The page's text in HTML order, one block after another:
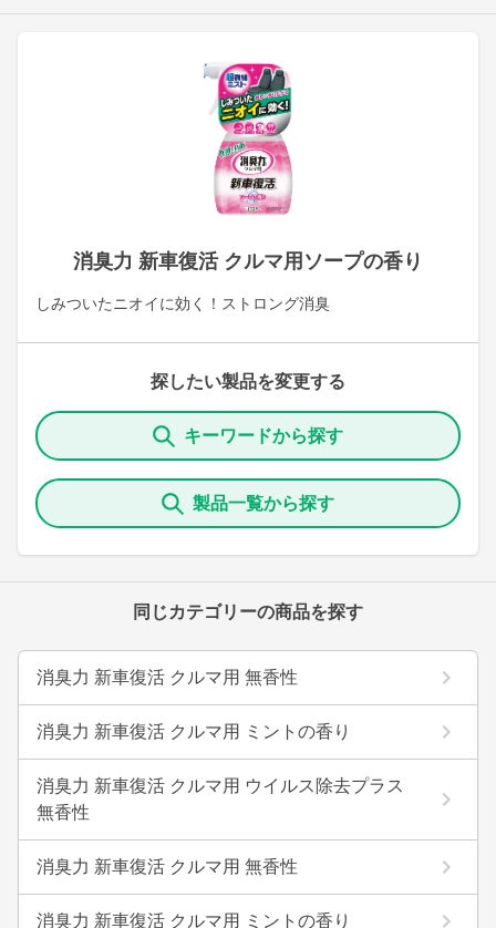
消臭力 新車復活 クルマ用ソープの香り
しみついたニオイに効く！ストロング消臭
探したい製品を変更する
キーワードから探す
製品一覧から探す
同じカテゴリーの商品を探す
消臭力 新車復活 クルマ用 無香性
消臭力 新車復活 クルマ用 ミントの香り
消臭力 新車復活 クルマ用 ウイルス除去プラス
無香性
消臭力 新車復活 クルマ用 無香性
消臭力 新車復活 クルマ用 ミントの香り